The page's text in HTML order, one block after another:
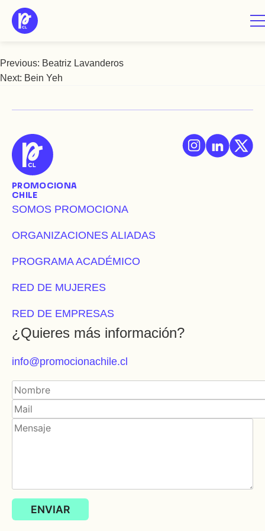
Saltar
Beatriz Muñoz
Navegación
entradas
Previous: Beatriz Lavanderos
Next: Bein Yeh
PROMOCIONA
CHILE
SOMOS PROMOCIONA
ORGANIZACIONES ALIADAS
PROGRAMA ACADÉMICO
RED DE MUJERES
RED DE EMPRESAS
¿Quieres más información?
info@promocionachile.cl